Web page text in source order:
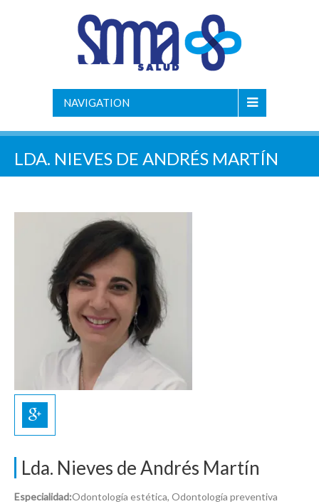
NAVIGATION
LDA. NIEVES DE ANDRÉS MARTÍN
Lda. Nieves de Andrés Martín
Especialidad:Odontología estética, Odontología preventiva